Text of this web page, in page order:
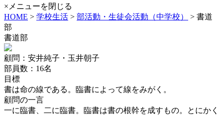
×メニューを閉じる
HOME > 学校生活 > 部活動・生徒会活動（中学校）
> 書道
部
書道部
顧問：安井純子・玉井朝子
部員数：16名
目標
書は命の線である。臨書によって線をみがく。
顧問の一言
一に臨書、二に臨書。臨書は書の根幹を成すもの。とにかく